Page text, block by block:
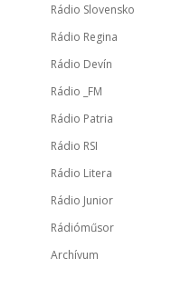
Rádio Slovensko
Rádio Regina
Rádio Devín
Rádio _FM
Rádio Patria
Rádio RSI
Rádio Litera
Rádio Junior
Rádióműsor
Archívum